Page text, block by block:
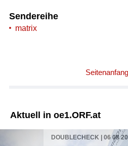
Sendereihe
matrix
Seitenanfang
Aktuell in oe1.ORF.at
DOUBLECHECK | 06 08